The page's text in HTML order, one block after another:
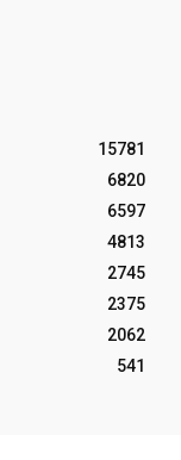
15781
6820
6597
4813
2745
2375
2062
541